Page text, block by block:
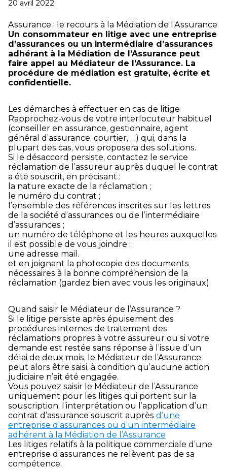
Publié
20 avril 2022
Assurance : le recours à la Médiation de l’Assurance
Un consommateur en litige avec une entreprise
d’assurances ou un intermédiaire d’assurances
adhérant à la Médiation de l’Assurance peut
faire appel au Médiateur de l’Assurance. La
procédure de médiation est gratuite, écrite et
confidentielle.
Les démarches à effectuer en cas de litige
Rapprochez-vous de votre interlocuteur habituel
(conseiller en assurance, gestionnaire, agent
général d’assurance, courtier, …) qui, dans la
plupart des cas, vous proposera des solutions.
Si le désaccord persiste, contactez le service
réclamation de l’assureur auprès duquel le contrat
a été souscrit, en précisant :
la nature exacte de la réclamation ;
le numéro du contrat ;
l’ensemble des références inscrites sur les lettres
de la société d’assurances ou de l’intermédiaire
d’assurances ;
un numéro de téléphone et les heures auxquelles
il est possible de vous joindre ;
une adresse mail.
et en joignant la photocopie des documents
nécessaires à la bonne compréhension de la
réclamation (gardez bien avec vous les originaux).
Quand saisir le Médiateur de l’Assurance ?
Si le litige persiste après épuisement des
procédures internes de traitement des
réclamations propres à votre assureur ou si votre
demande est restée sans réponse à l’issue d’un
délai de deux mois, le Médiateur de l’Assurance
peut alors être saisi, à condition qu’aucune action
judiciaire n’ait été engagée.
Vous pouvez saisir le Médiateur de l’Assurance
uniquement pour les litiges qui portent sur la
souscription, l’interprétation ou l’application d’un
contrat d’assurance souscrit auprès d’une
entreprise d’assurances ou d’un intermédiaire
adhérent à la Médiation de l’Assurance
Les litiges relatifs à la politique commerciale d’une
entreprise d’assurances ne relèvent pas de sa
compétence.